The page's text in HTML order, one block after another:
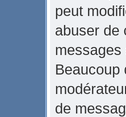
peut
abuser de
messages
Beaucoup
de